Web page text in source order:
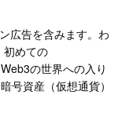
広告を含みます。わ
初めての
の世界への入り
号資産（仮想通貨）